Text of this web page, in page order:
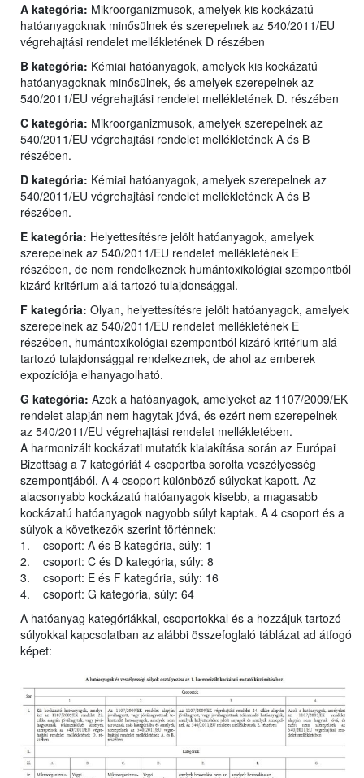
A kategória: Mikroorganizmusok, amelyek kis kockázatú
hatóanyagoknak minősülnek és szerepelnek az 540/2011/EU
végrehajtási rendelet mellékletének D részében
B kategória: Kémiai hatóanyagok, amelyek kis kockázatú
hatóanyagoknak minősülnek, és amelyek szerepelnek az
540/2011/EU végrehajtási rendelet mellékletének D. részében
C kategória: Mikroorganizmusok, amelyek szerepelnek az
540/2011/EU végrehajtási rendelet mellékletének A és B
részében.
D kategória: Kémiai hatóanyagok, amelyek szerepelnek az
540/2011/EU végrehajtási rendelet mellékletének A és B
részében.
E kategória: Helyettesítésre jelölt hatóanyagok, amelyek
szerepelnek az 540/2011/EU rendelet mellékletének E
részében, de nem rendelkeznek humántoxikológiai szempontból
kizáró kritérium alá tartozó tulajdonsággal.
F kategória: Olyan, helyettesítésre jelölt hatóanyagok, amelyek
szerepelnek az 540/2011/EU rendelet mellékletének E
részében, humántoxikológiai szempontból kizáró kritérium alá
tartozó tulajdonsággal rendelkeznek, de ahol az emberek
expozíciója elhanyagolható.
G kategória: Azok a hatóanyagok, amelyeket az 1107/2009/EK
rendelet alapján nem hagytak jóvá, és ezért nem szerepelnek
az 540/2011/EU végrehajtási rendelet mellékletében.
A harmonizált kockázati mutatók kialakítása során az Európai
Bizottság a 7 kategóriát 4 csoportba sorolta veszélyesség
szempontjából. A 4 csoport különböző súlyokat kapott. Az
alacsonyabb kockázatú hatóanyagok kisebb, a magasabb
kockázatú hatóanyagok nagyobb súlyt kaptak. A 4 csoport és a
súlyok a következők szerint történnek:
1. csoport: A és B kategória, súly: 1
2. csoport: C és D kategória, súly: 8
3. csoport: E és F kategória, súly: 16
4. csoport: G kategória, súly: 64
A hatóanyag kategóriákkal, csoportokkal és a hozzájuk tartozó
súlyokkal kapcsolatban az alábbi összefoglaló táblázat ad átfogó
képet: